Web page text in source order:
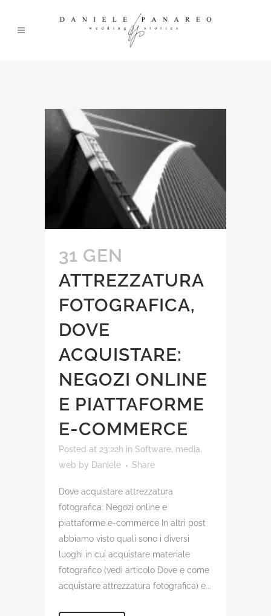
31 GEN
ATTREZZATURA
FOTOGRAFICA,
DOVE
ACQUISTARE:
NEGOZI ONLINE
E PIATTAFORME
E-COMMERCE
Posted at 23:22h in Software, media,
web by Daniele Share
Dove acquistare attrezzatura
fotografica: Negozi online e
piattaforme e-commerce In altri post
abbiamo visto quali sono i diversi
luoghi in cui acquistare materiale
fotografico (vedi articolo Dove e come
acquistare attrezzatura fotografica) e...